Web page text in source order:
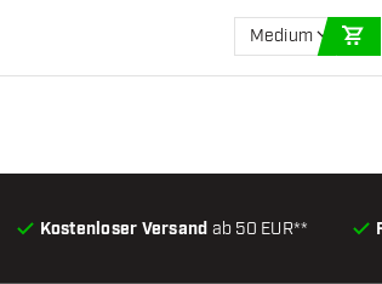
Medium
Kostenloser Versand ab 50 EUR**